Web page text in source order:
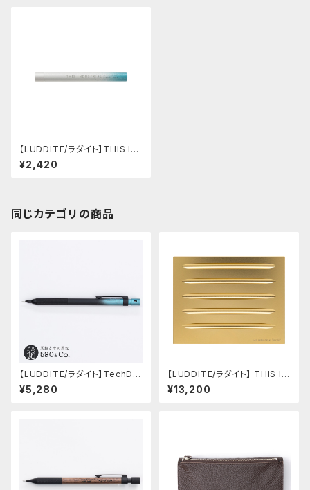
【LUDDITE/ラダイト】THIS IN
DUSTRIAL 芯ケース2 (グラデ
ーション SV/TQ)
¥2,420
同じカテゴリの商品
【LUDDITE/ラダイト】TechDra
w2 グラデーションモデル (LDB
-MP2GB1-05)
¥5,280
【LUDDITE/ラダイト】 THIS IN
DUSTRIAL Attractive Pen T
ray2（5本用/GD）
¥13,200